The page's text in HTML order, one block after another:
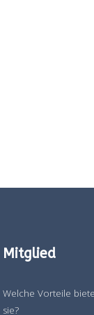
Mitglied
Welche Vorteile
sie?